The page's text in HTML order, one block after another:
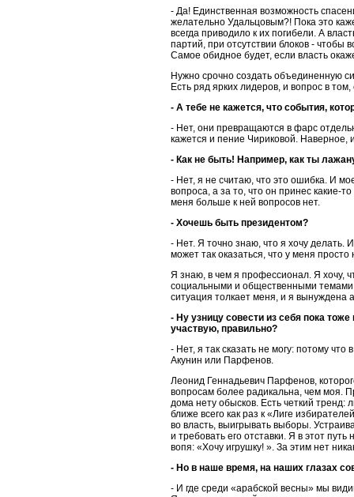
- Да! Единственная возможность
желательно Удальцовым?! Пока это
всегда приводило к их погибели. А
партий, при отсутствии блоков - чтобы
Самое обидное будет, если власть
Нужно срочно создать объединенную
Есть ряд ярких лидеров, и вопрос в
- А тебе не кажется, что события,
- Нет, они превращаются в фарс
кажется и пение Чириковой. Наверное,
- Как не быть! Например, как ты
- Нет, я не считаю, что это ошибка. И
вопроса, а за то, что он принес какие-
меня больше к ней вопросов нет.
- Хочешь быть президентом?
- Нет. Я точно знаю, что я хочу делать.
может так оказаться, что у меня просто
Я знаю, в чем я профессионал. Я хочу,
социальными и общественными
ситуация толкает меня, и я вынуждена
- Ну узницу совести из себя пока
участвую, правильно?
- Нет, я так сказать не могу: потому
Акунин или Парфенов.
Леонид Геннадьевич Парфенов,
вопросам более радикальна, чем моя.
дома нету обысков. Есть четкий тренд:
ближе всего как раз к «Лиге
во власть, выигрывать выборы.
и требовать его отставки. Я в этот
вопя: «Хочу игрушку! ». За этим нет
- Но в наше время, на наших глазах
- И где среди «арабской весны» мы